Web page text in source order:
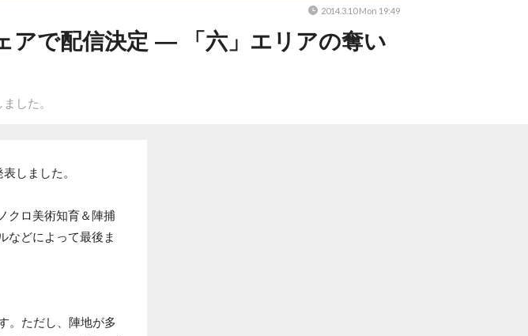
アで配信決定 ― 「六」エリアの奪い
した。
2014.3.10 Mon 19:49
しました。
クロ美術知育＆陣捕
などによって最後ま
。ただし、陣地が多